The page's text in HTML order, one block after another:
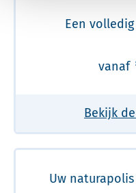
Een
vanaf
Bekijk
Uw